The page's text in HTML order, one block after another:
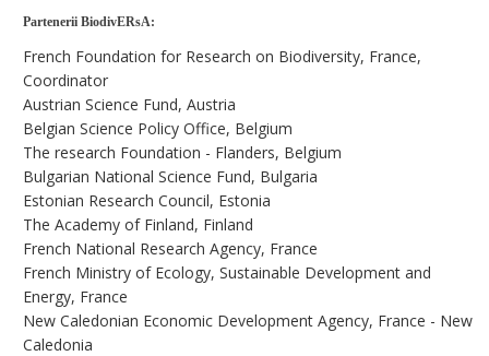
Partenerii BiodivERsA:
French Foundation for Research on Biodiversity, France,
Coordinator
Austrian Science Fund, Austria
Belgian Science Policy Office, Belgium
The research Foundation - Flanders, Belgium
Bulgarian National Science Fund, Bulgaria
Estonian Research Council, Estonia
The Academy of Finland, Finland
French National Research Agency, France
French Ministry of Ecology, Sustainable Development and
Energy, France
New Caledonian Economic Development Agency, France - New
Caledonia